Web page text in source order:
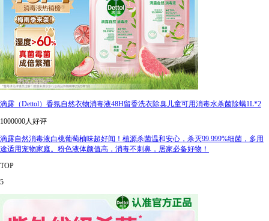
滴露（Dettol）香氛自然衣物消毒液48H留香洗衣除臭儿童可用消毒水杀菌除螨1L*2
1000000人好评
滴露自然消毒液白桃葡萄柚味超好闻！植源杀菌温和安心，杀灭99.999%细菌，多用
途适用宠物家庭。粉色液体颜值高，消毒不刺鼻，居家必备好物！
TOP
5